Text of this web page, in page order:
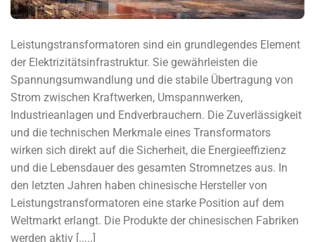
Leistungstransformatoren sind ein grundlegendes Element
der Elektrizitätsinfrastruktur. Sie gewährleisten die
Spannungsumwandlung und die stabile Übertragung von
Strom zwischen Kraftwerken, Umspannwerken,
Industrieanlagen und Endverbrauchern. Die Zuverlässigkeit
und die technischen Merkmale eines Transformators
wirken sich direkt auf die Sicherheit, die Energieeffizienz
und die Lebensdauer des gesamten Stromnetzes aus. In
den letzten Jahren haben chinesische Hersteller von
Leistungstransformatoren eine starke Position auf dem
Weltmarkt erlangt. Die Produkte der chinesischen Fabriken
werden aktiv [.....]